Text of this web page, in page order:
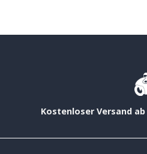
Kostenloser Versand ab